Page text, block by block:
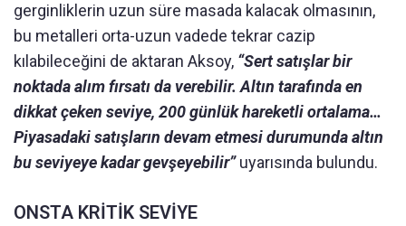
gerginliklerin uzun süre masada kalacak olmasının,
bu metalleri orta-uzun vadede tekrar cazip
kılabileceğini de aktaran Aksoy, “Sert satışlar bir
noktada alım fırsatı da verebilir. Altın tarafında en
dikkat çeken seviye, 200 günlük hareketli ortalama…
Piyasadaki satışların devam etmesi durumunda altın
bu seviyeye kadar gevşeyebilir”uyarısında bulundu.
ONSTA KRİTİK SEVİYE